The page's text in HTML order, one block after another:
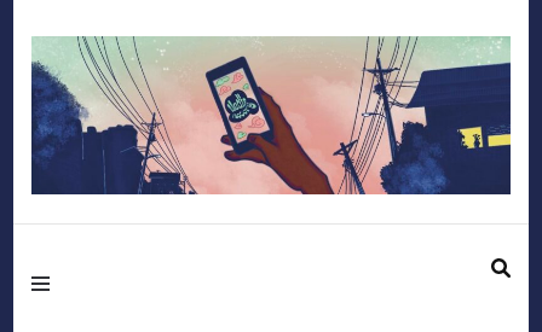
Mediafactory – Le